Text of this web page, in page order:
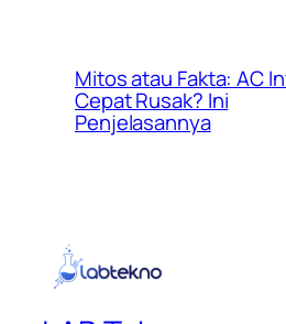
Mitos atau Fakta: AC
Cepat Rusak? Ini
Penjelasannya